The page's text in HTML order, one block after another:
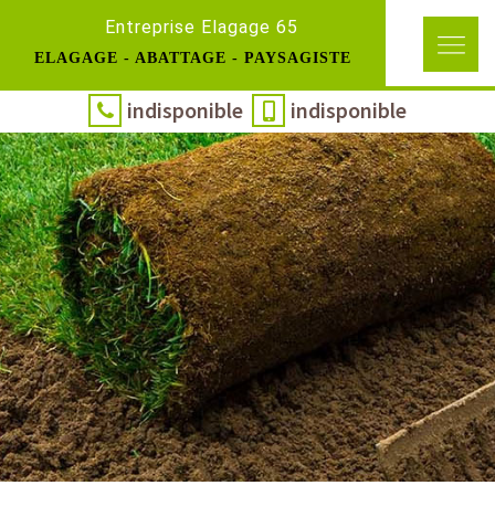
Entreprise Elagage 65
ELAGAGE - ABATTAGE - PAYSAGISTE
indisponible indisponible